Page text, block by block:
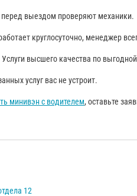
перед выездом проверяют механики.
круглосуточно, менеджер
высшего качества по
услуг вас не устроит.
минивэн с водителем, оставьте
12